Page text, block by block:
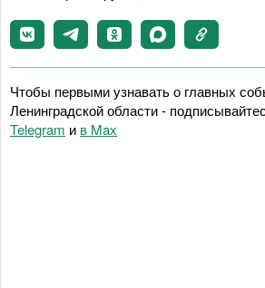
Чтобы первыми узнавать о главных
Ленинградской области -
Telegram и в Maх